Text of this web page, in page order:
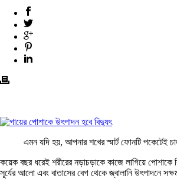
এমন যদি হয়, আপনার শখের স্মার্ট ফোনটি পকেটেই
কয়েক বছর ধরেই শরীরের নড়াচড়াকে কাজে লাগিয়ে
সূর্যের আলো এবং বাতাসের বেগ থেকে জ্বালানি উৎপাদনে